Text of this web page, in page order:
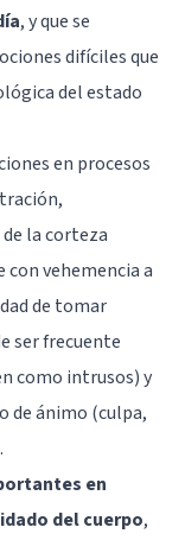
, y que se
difíciles que
del estado
en procesos
la corteza
vehemencia a
de tomar
ser frecuente
como intrusos) y
de ánimo (culpa,
en
del cuerpo,